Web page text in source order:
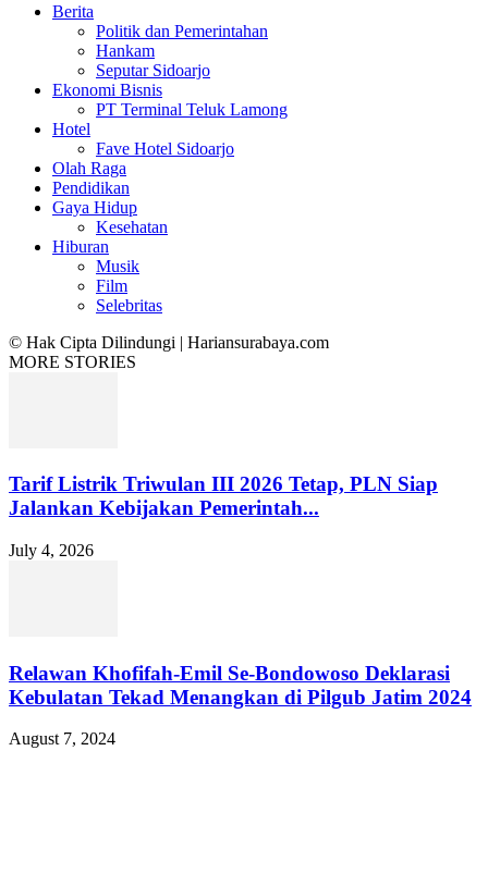
Berita
Politik dan Pemerintahan
Hankam
Seputar Sidoarjo
Ekonomi Bisnis
PT Terminal Teluk Lamong
Hotel
Fave Hotel Sidoarjo
Olah Raga
Pendidikan
Gaya Hidup
Kesehatan
Hiburan
Musik
Film
Selebritas
© Hak Cipta Dilindungi | Hariansurabaya.com
MORE STORIES
Tarif Listrik Triwulan III 2026 Tetap, PLN Siap
Jalankan Kebijakan Pemerintah...
July 4, 2026
Relawan Khofifah-Emil Se-Bondowoso Deklarasi
Kebulatan Tekad Menangkan di Pilgub Jatim 2024
August 7, 2024